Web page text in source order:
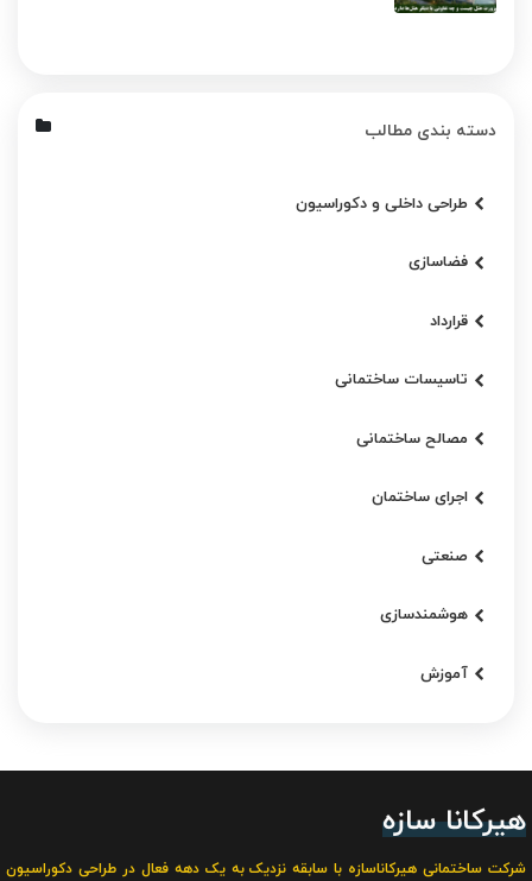
دسته بندی مطالب
طراحی داخلی و دکوراسیون
فضاسازی
قرارداد
تاسیسات ساختمانی
مصالح ساختمانی
اجرای ساختمان
صنعتی
هوشمندسازی
آموزش
هیرکانا سازه
شرکت ساختمانی هیرکاناسازه با سابقه نزدیک به یک دهه فعال درطراحی دکوراسیون